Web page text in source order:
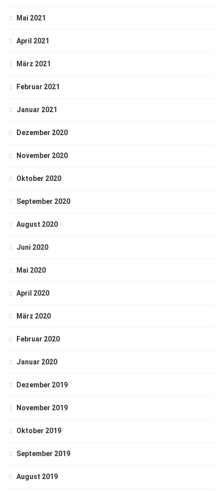
Mai 2021
April 2021
März 2021
Februar 2021
Januar 2021
Dezember 2020
November 2020
Oktober 2020
September 2020
August 2020
Juni 2020
Mai 2020
April 2020
März 2020
Februar 2020
Januar 2020
Dezember 2019
November 2019
Oktober 2019
September 2019
August 2019